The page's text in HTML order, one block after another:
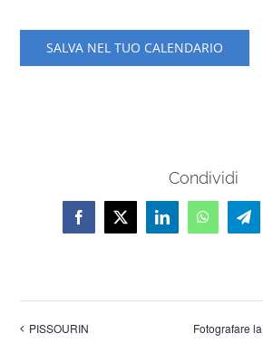
SALVA NEL TUO CALENDARIO
Condividi
Facebook
X LinkedInWhatsApp
PISSOURIN Fotografare